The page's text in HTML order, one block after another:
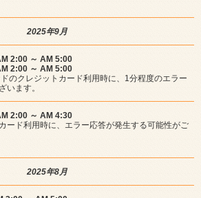
2025年9月
2:00 ～ AM 5:00
2:00 ～ AM 5:00
のクレジットカード利用時に、1分程度のエラー
います。
2:00 ～ AM 4:30
ード利用時に、エラー応答が発生する可能性がご
2025年8月